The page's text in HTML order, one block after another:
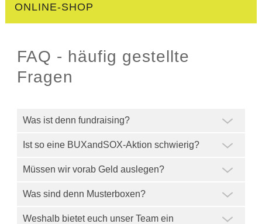
ONLINE-SHOP
FAQ - häufig gestellte
Fragen
Was ist denn fundraising?
Ist so eine BUXandSOX-Aktion schwierig?
Müssen wir vorab Geld auslegen?
Was sind denn Musterboxen?
Weshalb bietet euch unser Team ein